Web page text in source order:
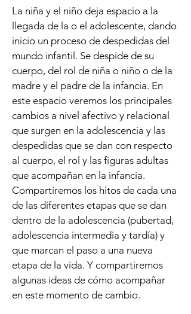
La niña y el niño deja espacio a la
llegada de la o el adolescente, dando
inicio un proceso de despedidas del
mundo infantil. Se despide de su
cuerpo, del rol de niña o niño o de la
madre y el padre de la infancia. En
este espacio veremos los principales
cambios a nivel afectivo y relacional
que surgen en la adolescencia y las
despedidas que se dan con respecto
al cuerpo, el rol y las figuras adultas
que acompañan en la infancia.
Compartiremos los hitos de cada una
de las diferentes etapas que se dan
dentro de la adolescencia (pubertad,
adolescencia intermedia y tardía) y
que marcan el paso a una nueva
etapa de la vida. Y compartiremos
algunas ideas de cómo acompañar
en este momento de cambio.